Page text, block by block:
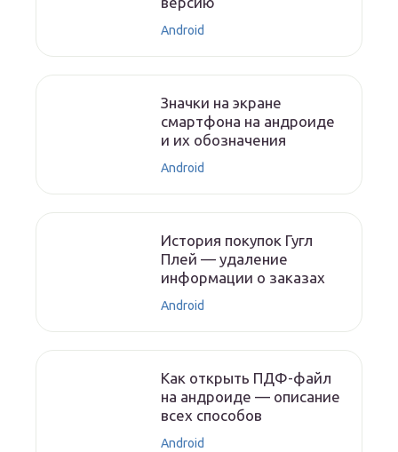
Android
Значки на экране
смартфона на андроиде
и их обозначения
Android
История покупок Гугл
Плей — удаление
информации о заказах
Android
Как открыть ПДФ-файл
на андроиде — описание
всех способов
Android